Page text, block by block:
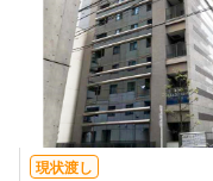
現状渡し